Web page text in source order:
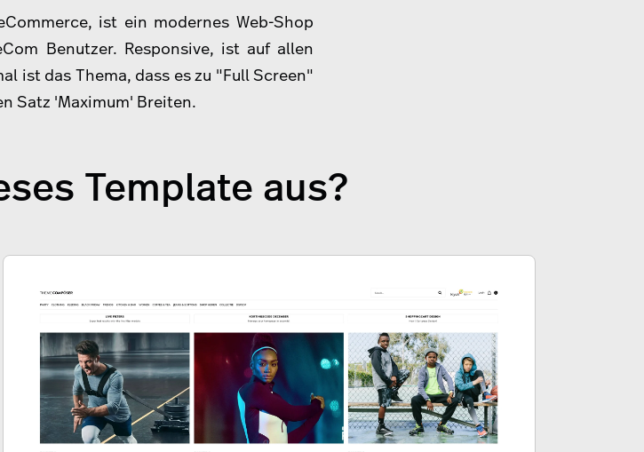
ist ein modernes Web-Shop
Benutzer. Responsive, ist auf allen
ist das Thema, dass es zu "Full Screen"
Satz 'Maximum' Breiten.
Template aus?